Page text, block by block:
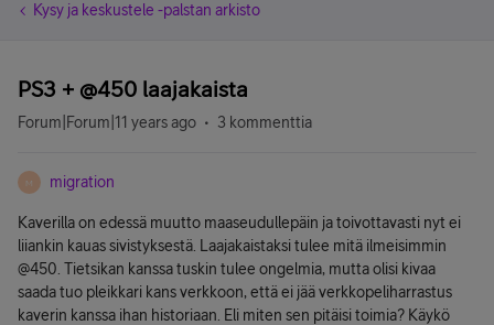
Kysy ja keskustele -palstan arkisto
PS3 + @450 laajakaista
Forum|Forum|11 years ago 3 kommenttia
M migration
Kaverilla on edessä muutto maaseudullepäin ja toivottavasti nyt ei
liiankin kauas sivistyksestä. Laajakaistaksi tulee mitä ilmeisimmin
@450. Tietsikan kanssa tuskin tulee ongelmia, mutta olisi kivaa
saada tuo pleikkari kans verkkoon, että ei jää verkkopeliharrastus
kaverin kanssa ihan historiaan. Eli miten sen pitäisi toimia? Käykö